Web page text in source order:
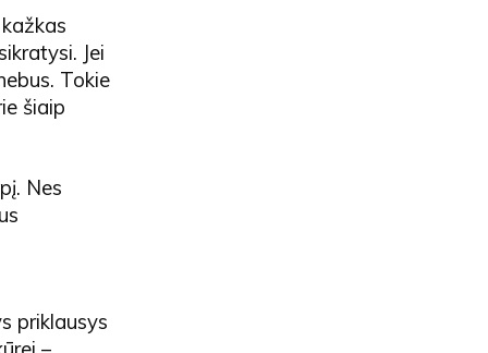
Jei
Tokie
šiaip
Nes
priklausys